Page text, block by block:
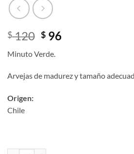
$120 El
original
era:
$ 120.
$ 96El
$ 96.
Minuto Verde.
Arvejas de madurez y tamaño
Origen:
Chile